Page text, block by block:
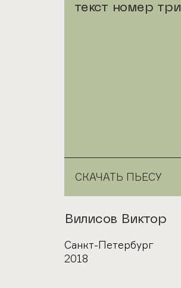
текст номер три
СКАЧАТЬ ПЬЕСУ
Автор
Вилисов Виктор
Город
Санкт-Петербург
Год
2018